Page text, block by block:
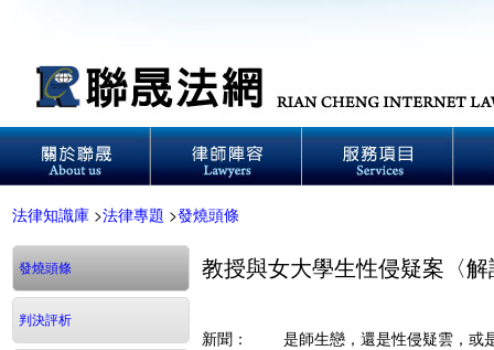
法律知識庫 >法律專題 >發燒頭條
發燒頭條
判決評析
教授與女大學生性侵疑案〈
新聞：
是師生戀，還是性侵疑雲，或是